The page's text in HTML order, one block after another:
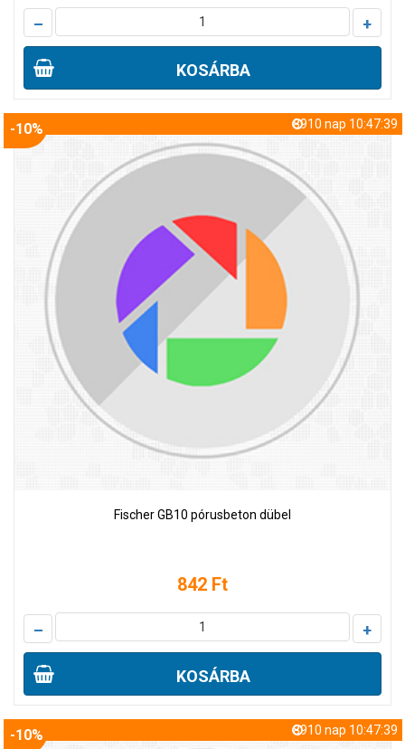
– +
KOSÁRBA
-10% 8910 nap 10:47:38
Fischer GB10 pórusbeton dübel
842 Ft
– +
KOSÁRBA
-10% 8910 nap 10:47:38